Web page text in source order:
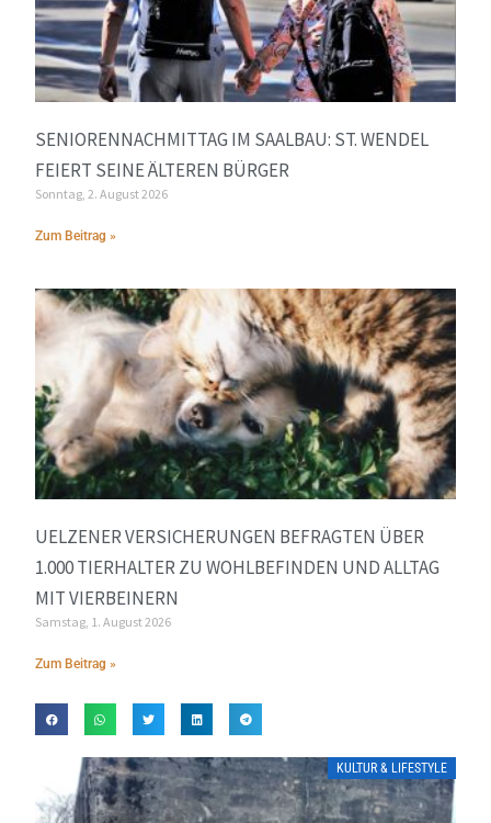
SENIORENNACHMITTAG IM SAALBAU: ST. WENDEL
FEIERT SEINE ÄLTEREN BÜRGER
Sonntag, 2. August 2026
Zum Beitrag »
UELZENER VERSICHERUNGEN BEFRAGTEN ÜBER
1.000 TIERHALTER ZU WOHLBEFINDEN UND ALLTAG
MIT VIERBEINERN
Samstag, 1. August 2026
Zum Beitrag »
KULTUR & LIFESTYLE